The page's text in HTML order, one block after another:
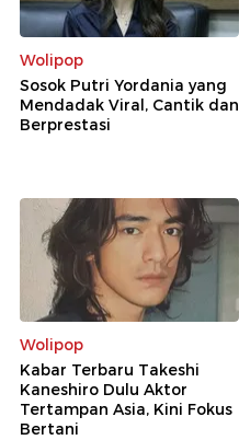
Wolipop
Sosok Putri Yordania yang
Mendadak Viral, Cantik dan
Berprestasi
Wolipop
Kabar Terbaru Takeshi
Kaneshiro Dulu Aktor
Tertampan Asia, Kini Fokus
Bertani